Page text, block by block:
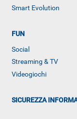
Smart Evolution
FUN
Social
Streaming & TV
Videogiochi
SICUREZZA